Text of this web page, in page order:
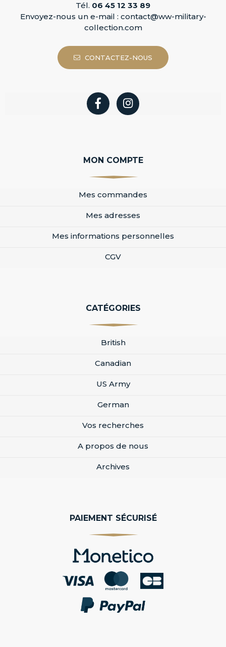
Tél. 06 45 12 33 89
Envoyez-nous un e-mail : contact@ww-military-
collection.com
CONTACTEZ-NOUS
MON COMPTE
Mes commandes
Mes adresses
Mes informations personnelles
CGV
CATÉGORIES
British
Canadian
US Army
German
Vos recherches
A propos de nous
Archives
PAIEMENT SÉCURISÉ